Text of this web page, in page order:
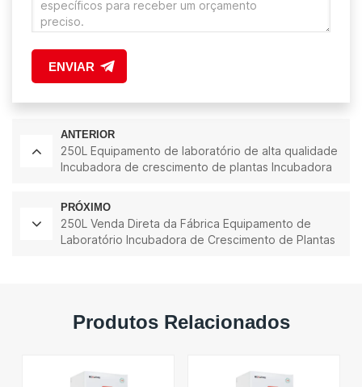
ENVIAR
ANTERIOR
250L Equipamento de laboratório de alta qualidade
Incubadora de crescimento de plantas Incubadora
PRÓXIMO
250L Venda Direta da Fábrica Equipamento de
Laboratório Incubadora de Crescimento de Plantas
Produtos Relacionados